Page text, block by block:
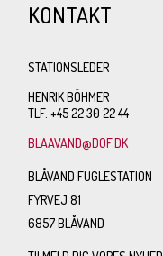
KONTAKT
STATIONSLEDER
HENRIK BÖHMER
TLF. +45 22 30 22 44
BLAAVAND@DOF.DK
BLÅVAND FUGLESTATION
FYRVEJ 81
6857 BLÅVAND